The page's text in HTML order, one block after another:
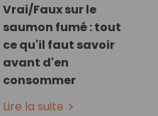
Vrai/Faux sur le
saumon fumé : tout
ce qu'il faut savoir
avant d'en
consommer
Lire la suite